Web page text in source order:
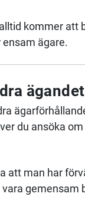
kommer att
ägare.
ägandet
du ansöka
att man har
gemensam